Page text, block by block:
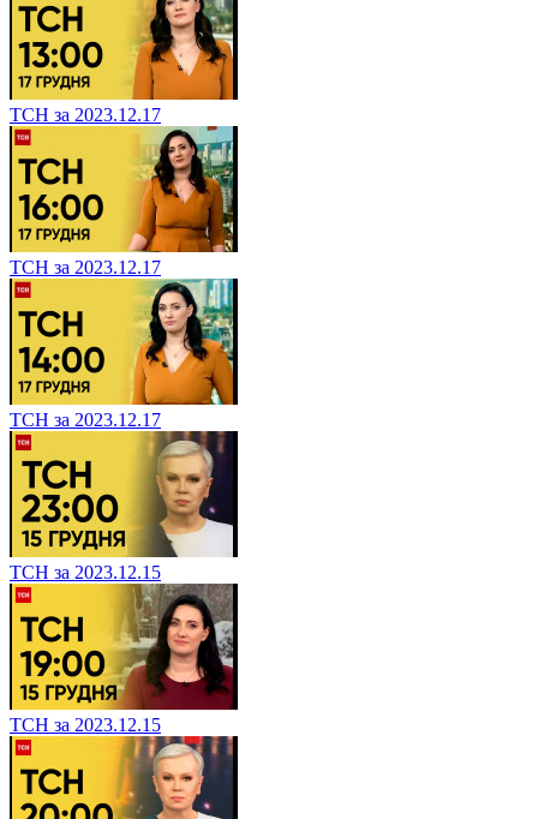
ТСН за 2023.12.17
ТСН за 2023.12.17
ТСН за 2023.12.17
ТСН за 2023.12.15
ТСН за 2023.12.15